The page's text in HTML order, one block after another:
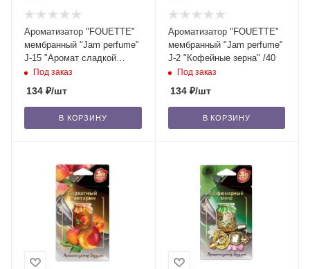
Ароматизатор "FOUETTE"
мембранный "Jam perfume"
J-15 "Аромат сладкой
жизни" /40
Под заказ
134 ₽/шт
В КОРЗИНУ
Ароматизатор "FOUETTE"
мембранный "Jam perfume"
J-2 "Кофейные зерна" /40
Под заказ
134₽/шт
В КОРЗИНУ